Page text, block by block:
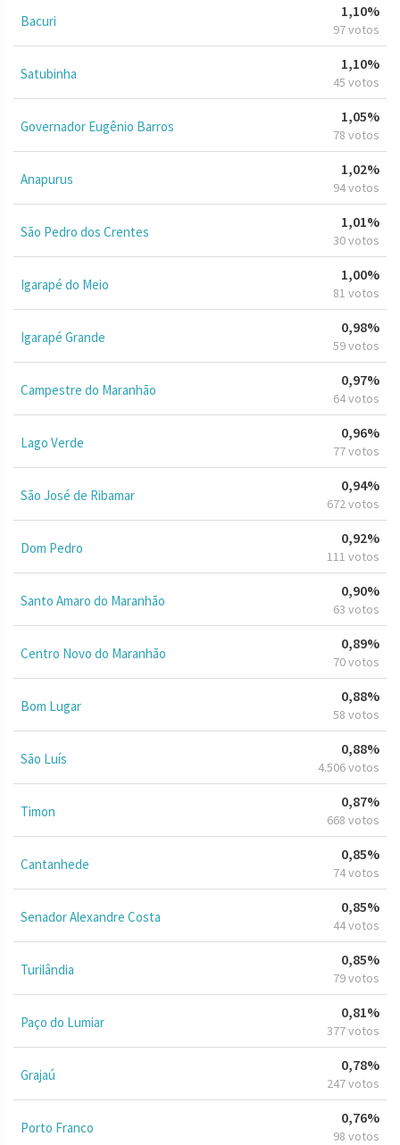
Bacuri
1,10%
97 votos
Satubinha
1,10%
45 votos
Governador Eugênio Barros
1,05%
78 votos
Anapurus
1,02%
94 votos
São Pedro dos Crentes
1,01%
30 votos
Igarapé do Meio
1,00%
81 votos
Igarapé Grande
0,98%
59 votos
Campestre do Maranhão
0,97%
64 votos
Lago Verde
0,96%
77 votos
São José de Ribamar
0,94%
672 votos
Dom Pedro
0,92%
111 votos
Santo Amaro do Maranhão
0,90%
63 votos
Centro Novo do Maranhão
0,89%
70 votos
Bom Lugar
0,88%
58 votos
São Luís
0,88%
4.506 votos
Timon
0,87%
668 votos
Cantanhede
0,85%
74 votos
Senador Alexandre Costa
0,85%
44 votos
Turilândia
0,85%
79 votos
Paço do Lumiar
0,81%
377 votos
Grajaú
0,78%
247 votos
Porto Franco
0,76%
98 votos